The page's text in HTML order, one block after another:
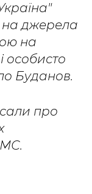
на джерела
на
особисто
Буданов.
про